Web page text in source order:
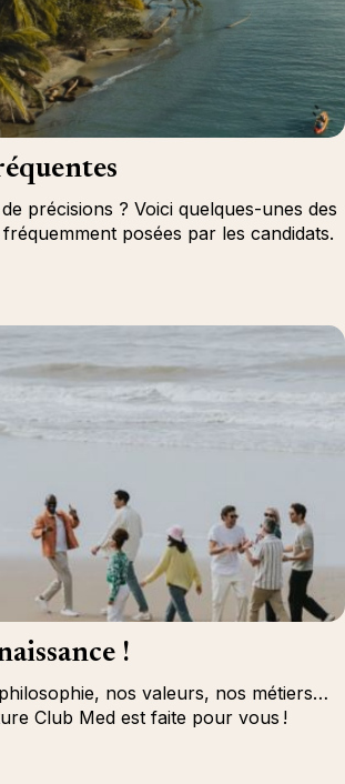
précisions ? Voici quelques-unes des
posées par les candidats.
!
nos valeurs, nos métiers…
Club Med est faite pour vous !